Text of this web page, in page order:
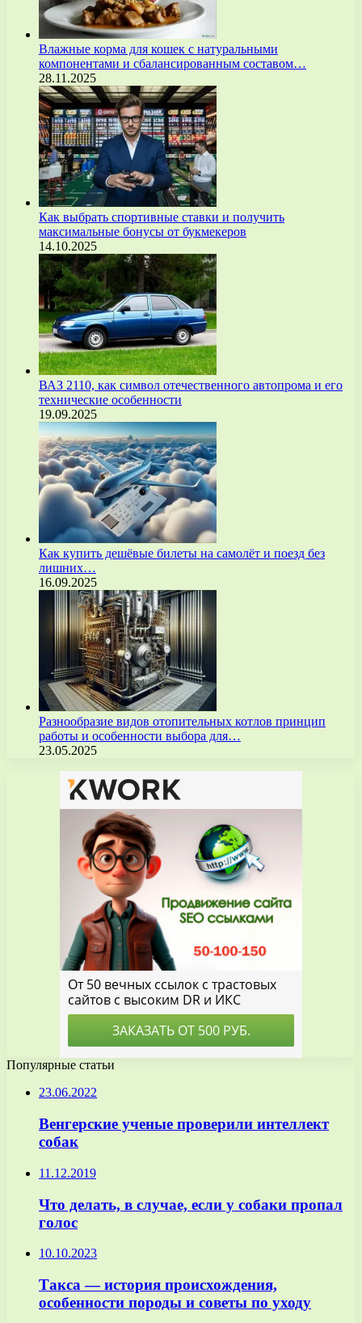
Влажные корма для кошек с натуральными
компонентами и сбалансированным составом…
28.11.2025
Как выбрать спортивные ставки и получить
максимальные бонусы от букмекеров
14.10.2025
ВАЗ 2110, как символ отечественного автопрома и его
технические особенности
19.09.2025
Как купить дешёвые билеты на самолёт и поезд без
лишних…
16.09.2025
Разнообразие видов отопительных котлов принцип
работы и особенности выбора для…
23.05.2025
Популярные статьи
23.06.2022
Венгерские ученые проверили интеллект
собак
11.12.2019
Что делать, в случае, если у собаки пропал
голос
10.10.2023
Такса — история происхождения,
особенности породы и советы по уходу